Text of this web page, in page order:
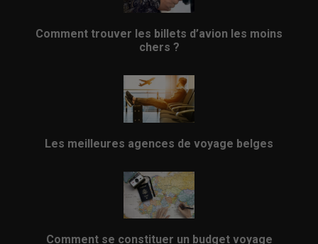
Comment trouver les billets d’avion les moins
chers ?
Les meilleures agences de voyage belges
Comment se constituer un budget voyage